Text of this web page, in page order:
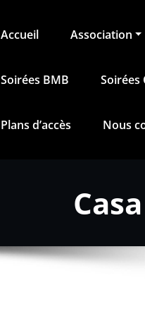
Accueil Association
Soirées BMB Soirées
Plans d’accès Nous